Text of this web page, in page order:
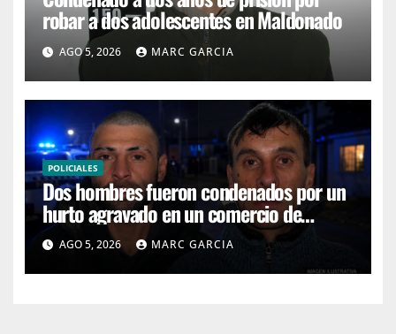
robar a dos adolescentes en Maldonado
AGO 5, 2026 MARC GARCIA
POLICIALES
Dos hombres fueron condenados por un
hurto agravado en un comercio de
Maldonado
AGO 5, 2026 MARC GARCIA